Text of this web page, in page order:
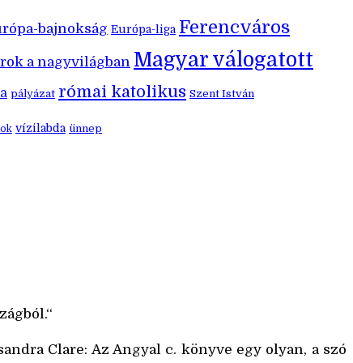
bajnokság Európa-liga Ferencváros
a nagyvilágban Magyar válogatott
pályázat római katolikus Szent István
vízilabda ünnep
Clare: Az Angyal c. könyve egy olyan, a szó